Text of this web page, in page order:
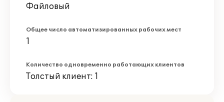
Файловый
Общее число автоматизированных рабочих мест
1
Количество одновременно работающих клиентов
Толстый клиент: 1